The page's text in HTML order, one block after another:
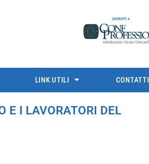
LINK UTILI CONTATTI
E I LAVORATORI DEL